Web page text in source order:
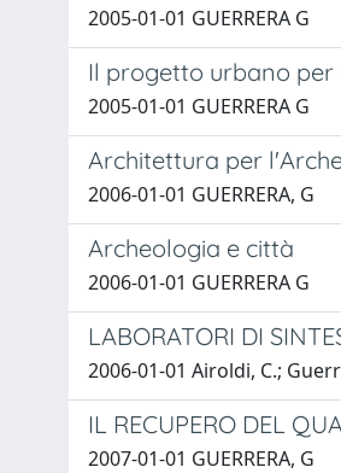
2005-01-01 GUERRERA G
Il progetto urbano per
2005-01-01 GUERRERA G
Architettura per
2006-01-01 GUERRERA, G
Archeologia e città
2006-01-01 GUERRERA G
LABORATORI DI
2006-01-01 Airoldi, C.;
IL RECUPERO DEL
2007-01-01 GUERRERA, G